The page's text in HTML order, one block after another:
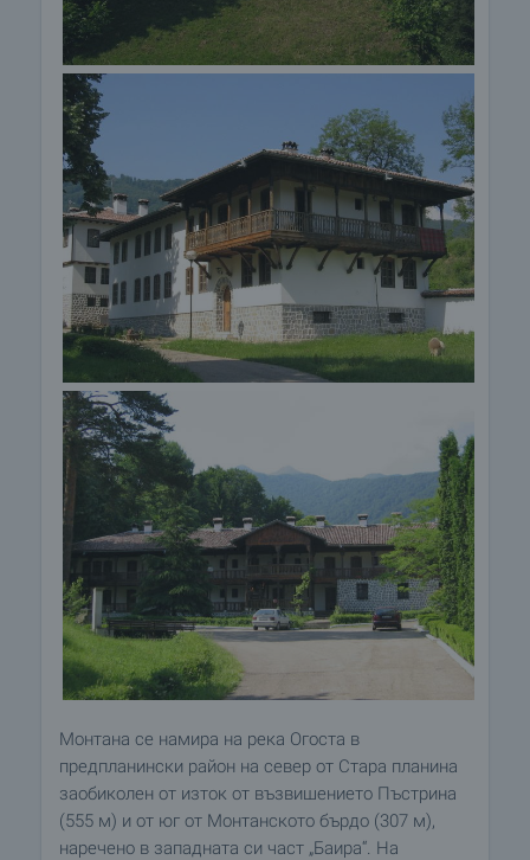
Монтана се намира на река Огоста в
предпланински район на север от Стара планина
заобиколен от изток от възвишението Пъстрина
(555 м) и от юг от Монтанското бърдо (307 м),
наречено в западната си част „Баира“. На